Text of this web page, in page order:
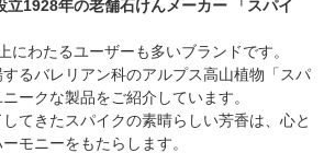
立1928年の老舗石けんメーカー 「スパイ
にわたるユーザーも多いブランドです。
るバレリアン科のアルプス高山植物「スパ
ークな製品をご紹介しています。
てきたスパイクの素晴らしい芳香は、心と
モニーをもたらします。